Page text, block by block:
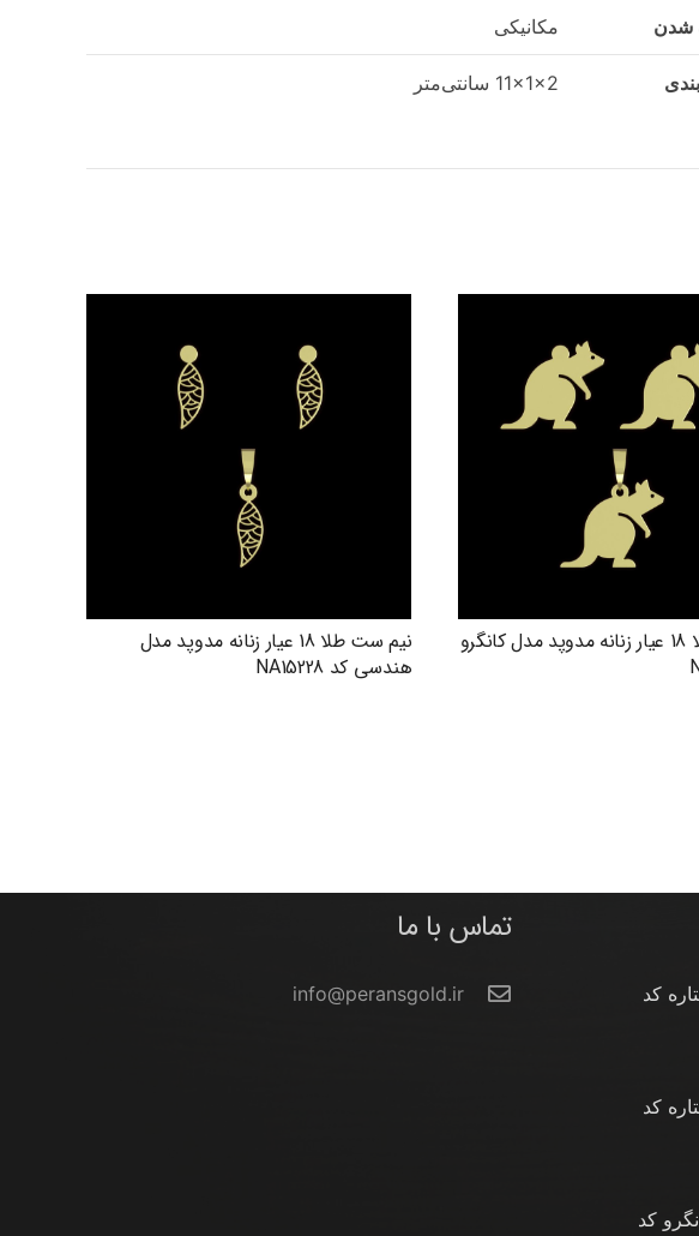
شدن مکانیکی
11x1x2 سانتی‌متر
نیم ست طلا 18 عیار زنانه مدوپد مدل کانگرو
نیم ست طلا 18 عیار زنانه مدوپد مدل
هندسی کد NA15228
ستاره کد
ستاره کد
کانگرو کد
تماس با ما
info@peransgold.ir